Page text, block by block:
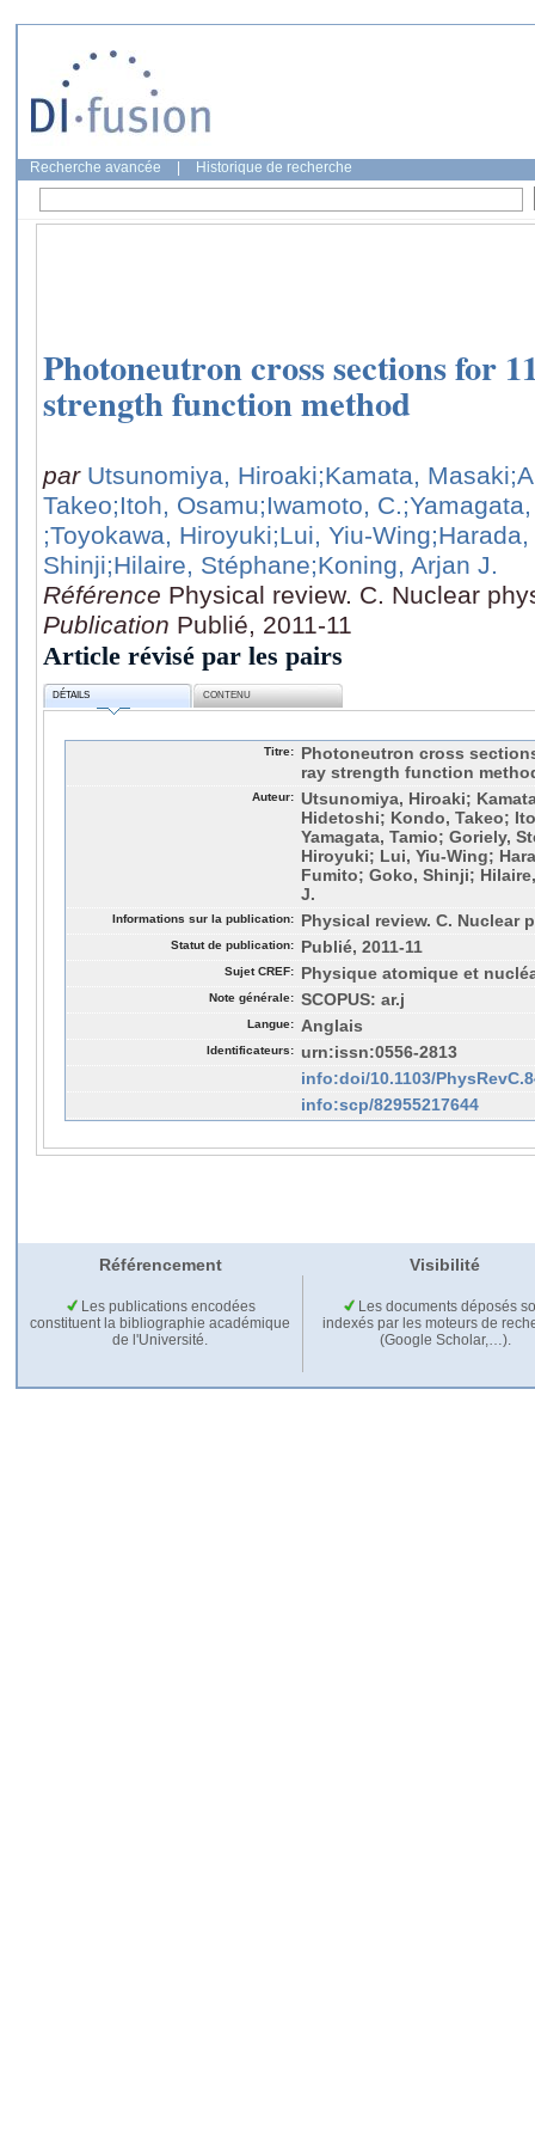
Recherche avancée Historique de recherche
Photoneutron cross sections for
strength function method
par Utsunomiya, Hiroaki;Kamata, Masaki
Takeo;Itoh, Osamu;Iwamoto, C.
;Toyokawa, Hiroyuki;Lui, Yiu-Wing
Shinji;Hilaire, Stéphane;Koning, Arjan J.
Référence Physical review. C. Nuclear
Publication Publié, 2011-11
Article révisé par les pairs
DÉTAILS CONTENU
Titre:
Photoneutron cross
ray strength function
Auteur: Utsunomiya, Hiroaki;
Hidetoshi; Kondo, Takeo;
Yamagata, Tamio; Goriely,
Hiroyuki; Lui, Yiu-Wing;
Fumito; Goko, Shinji;
J.
Informations sur la publication: Physical review. C. Nuclear
Statut de publication: Publié, 2011-11
Sujet CREF: Physique atomique et
Note générale: SCOPUS: ar.j
Langue: Anglais
Identificateurs:
urn:issn:0556-2813
info:doi/10.1103/
info:scp/82955217644
Référencement Visibilité
Les publications encodées
constituent la bibliographie académique
de l'Université.
Les documents déposés
indexés par les moteurs de
(Google Scholar,…).